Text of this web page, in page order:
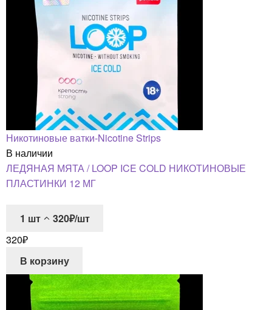
Никотиновые ватки-Nicotine Strips
В наличии
ЛЕДЯНАЯ МЯТА / LOOP ICE COLD НИКОТИНОВЫЕ
ПЛАСТИНКИ 12 МГ
1 шт
320₽/шт
320₽
В корзину